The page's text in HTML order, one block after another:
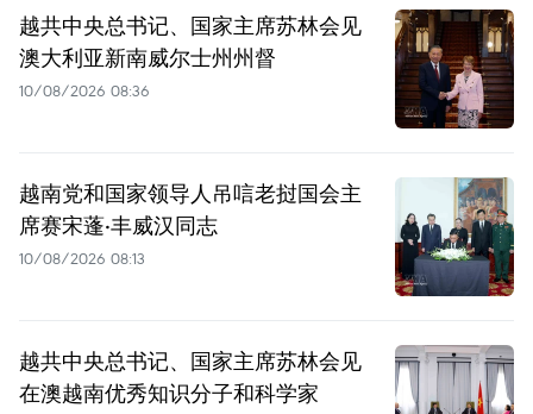
越共中央总书记、国家主席苏林会见
澳大利亚新南威尔士州州督
10/08/2026 08:36
越南党和国家领导人吊唁老挝国会主
席赛宋蓬·丰威汉同志
10/08/2026 08:13
越共中央总书记、国家主席苏林会见
在澳越南优秀知识分子和科学家